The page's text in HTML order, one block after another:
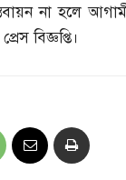
না হলে
বিজ্ঞপ্তি।